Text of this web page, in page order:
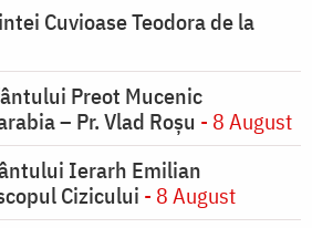
Cuvioase Teodora de la
Preot Mucenic
– Pr. Vlad Roșu - 8 August
Ierarh Emilian
Cizicului - 8 August